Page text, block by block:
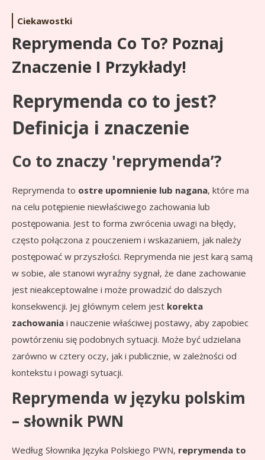
Ciekawostki
Reprymenda Co To? Poznaj
Znaczenie I Przykłady!
Reprymenda co to jest?
Definicja i znaczenie
Co to znaczy 'reprymenda’?
Reprymenda to ostre upomnienie lub nagana, które ma
na celu potępienie niewłaściwego zachowania lub
postępowania. Jest to forma zwrócenia uwagi na błędy,
często połączona z pouczeniem i wskazaniem, jak należy
postępować w przyszłości. Reprymenda nie jest karą samą
w sobie, ale stanowi wyraźny sygnał, że dane zachowanie
jest nieakceptowalne i może prowadzić do dalszych
konsekwencji. Jej głównym celem jest korekta
zachowania i nauczenie właściwej postawy, aby zapobiec
powtórzeniu się podobnych sytuacji. Może być udzielana
zarówno w cztery oczy, jak i publicznie, w zależności od
kontekstu i powagi sytuacji.
Reprymenda w języku polskim
– słownik PWN
Według Słownika Języka Polskiego PWN, reprymenda to